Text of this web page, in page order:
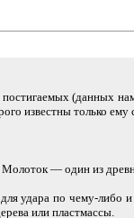
(данных
известны только ему
— один из
удара по чему-
или пластмассы.